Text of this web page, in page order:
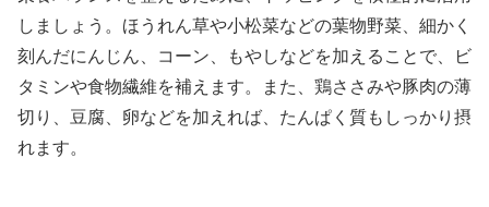
しましょう。ほうれん草や小松菜などの葉物野菜、細かく
刻んだにんじん、コーン、もやしなどを加えることで、ビ
タミンや食物繊維を補えます。また、鶏ささみや豚肉の薄
切り、豆腐、卵などを加えれば、たんぱく質もしっかり摂
れます。